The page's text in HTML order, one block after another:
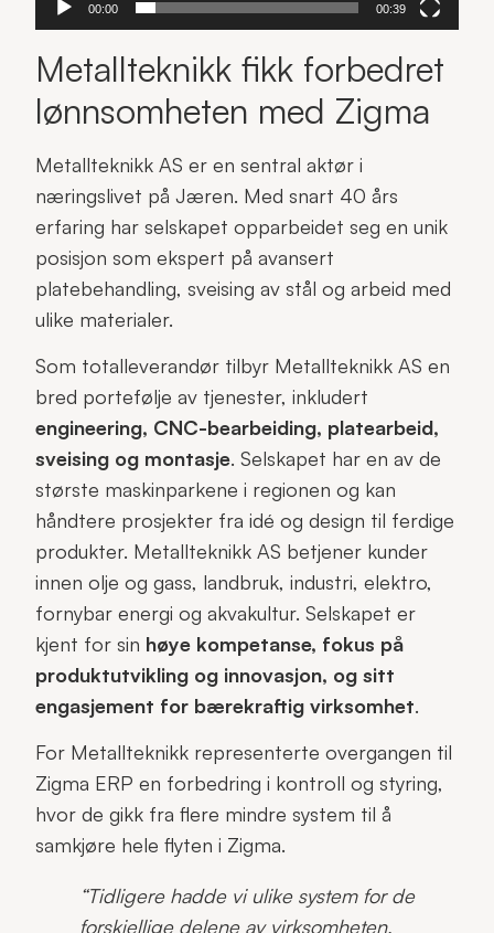
00:00 00:39
Metallteknikk fikk forbedret
lønnsomheten med Zigma
Metallteknikk AS er en sentral aktør i
næringslivet på Jæren. Med snart 40 års
erfaring har selskapet opparbeidet seg en unik
posisjon som ekspert på avansert
platebehandling, sveising av stål og arbeid med
ulike materialer.
Som totalleverandør tilbyr Metallteknikk AS en
bred portefølje av tjenester, inkludert
engineering, CNC-bearbeiding, platearbeid,
sveising og montasje. Selskapet har en av de
største maskinparkene i regionen og kan
håndtere prosjekter fra idé og design til ferdige
produkter. Metallteknikk AS betjener kunder
innen olje og gass, landbruk, industri, elektro,
fornybar energi og akvakultur. Selskapet er
kjent for sin høye kompetanse, fokus på
produktutvikling og innovasjon, og sitt
engasjement for bærekraftig virksomhet.
For Metallteknikk representerte overgangen til
Zigma ERP en forbedring i kontroll og styring,
hvor de gikk fra flere mindre system til å
samkjøre hele flyten i Zigma.
“Tidligere hadde vi ulike system for de
forskjellige delene av virksomheten,